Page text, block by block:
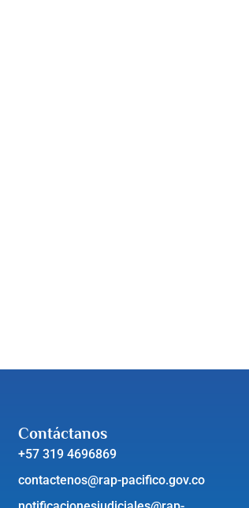
Contáctanos
+57 319 4696869
contactenos@rap-pacifico.gov.co